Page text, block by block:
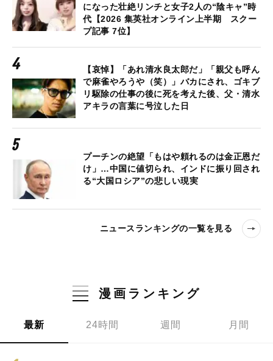
になった壮絶リンチと女子2人の“陰キャ”時
代【2026 集英社オンライン上半期 スクー
プ記事 7位】
【哀悼】「あれ清水良太郎だ」「親父も呼ん
で麻雀やろうや（笑）」バカにされ、ゴキブ
リ駆除の仕事の後に死を考えた後、父・清水
アキラの言葉に号泣した日
プーチンの絶望「もはや頼れるのは金正恩だ
け」…中国に値切られ、インドに振り回され
る“大国ロシア”の悲しい現実
ニュースランキングの一覧を見る
漫画ランキング
最新 24時間 週間 月間